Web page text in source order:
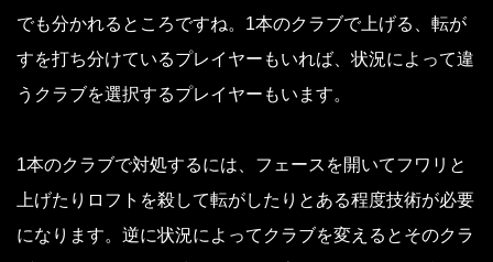
でも分かれるところですね。1本のクラブで上げる、転が
すを打ち分けているプレイヤーもいれば、状況によって違
うクラブを選択するプレイヤーもいます。
1本のクラブで対処するには、フェースを開いてフワリと
上げたりロフトを殺して転がしたりとある程度技術が必要
になります。逆に状況によってクラブを変えるとそのクラ